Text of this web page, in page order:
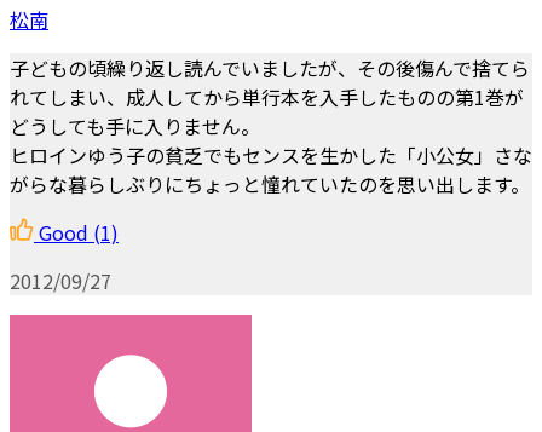
松南
子どもの頃繰り返し読んでいましたが、その後傷んで捨てら
れてしまい、成人してから単行本を入手したものの第1巻が
どうしても手に入りません。
ヒロインゆう子の貧乏でもセンスを生かした「小公女」さな
がらな暮らしぶりにちょっと憧れていたのを思い出します。
Good (1)
2012/09/27